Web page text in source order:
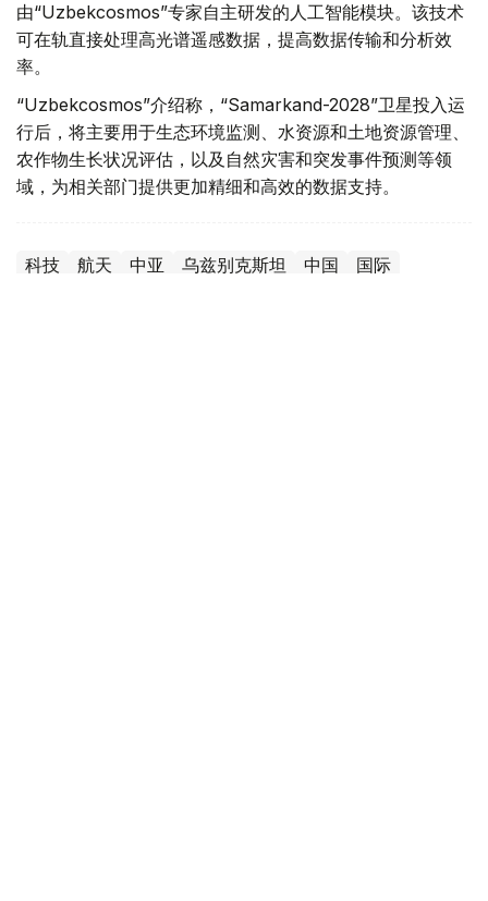
由“Uzbekcosmos”专家自主研发的人工智能模块。该技术
可在轨直接处理高光谱遥感数据，提高数据传输和分析效
率。
“Uzbekcosmos”介绍称，“Samarkand-2028”卫星投入运
行后，将主要用于生态环境监测、水资源和土地资源管理、
农作物生长状况评估，以及自然灾害和突发事件预测等领
域，为相关部门提供更加精细和高效的数据支持。
科技 航天 中亚 乌兹别克斯坦 中国 国际